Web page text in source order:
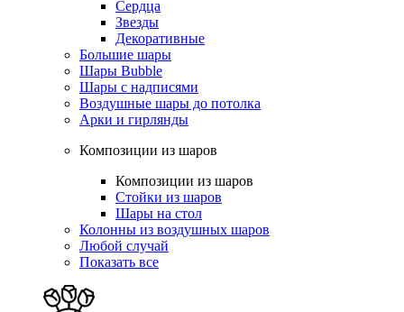
Сердца
Звезды
Декоративные
Большие шары
Шары Bubble
Шары с надписями
Воздушные шары до потолка
Арки и гирлянды
Композиции из шаров
Композиции из шаров
Стойки из шаров
Шары на стол
Колонны из воздушных шаров
Любой случай
Показать все